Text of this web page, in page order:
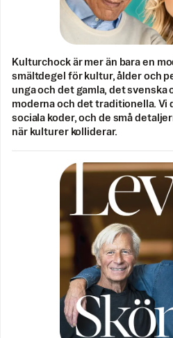
Kulturchock är mer än bara en
smältdegel för kultur, ålder och
unga och det gamla, det svenska
moderna och det traditionella. Vi
sociala koder, och de små
när kulturer kolliderar.